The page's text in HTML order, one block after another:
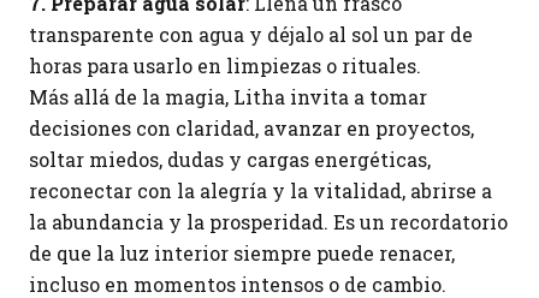
transparente con agua y déjalo al sol un par de
horas para usarlo en limpiezas o rituales.
Más allá de la magia, Litha invita a tomar
decisiones con claridad, avanzar en proyectos,
soltar miedos, dudas y cargas energéticas,
reconectar con la alegría y la vitalidad, abrirse a
la abundancia y la prosperidad. Es un recordatorio
de que la luz interior siempre puede renacer,
incluso en momentos intensos o de cambio.